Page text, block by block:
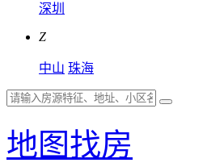
深圳
Z
中山 珠海
地图找房